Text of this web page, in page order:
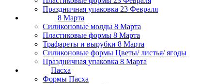
Праздничная упаковка 23 Февраля
8 Марта
Силиконовые молды 8 Марта
Пластиковые формы 8 Марта
Трафареты и вырубки 8 Марта
Силиконовые формы Цветы/ листья/ ягоды
Праздничная упаковка 8 Марта
Пасха
Формы Пасха